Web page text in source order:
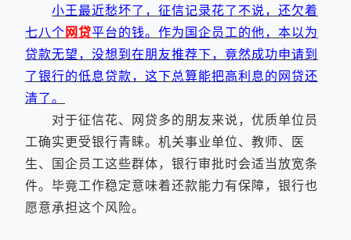
小王最近愁坏了，征信记录花了不说，还欠着
七八个网贷平台的钱。作为国企员工的他，本以为
贷款无望，没想到在朋友推荐下，竟然成功申请到
了银行的低息贷款，这下总算能把高利息的网贷还
清了。
对于征信花、网贷多的朋友来说，优质单位员
工确实更受银行青睐。机关事业单位、教师、医
生、国企员工这些群体，银行审批时会适当放宽条
件。毕竟工作稳定意味着还款能力有保障，银行也
愿意承担这个风险。